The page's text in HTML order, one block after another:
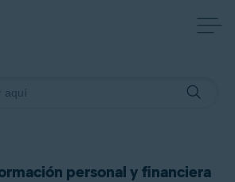
personal y financiera